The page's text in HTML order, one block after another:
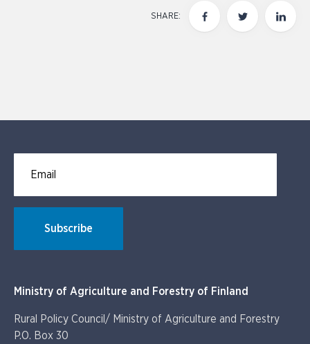
SHARE:
Subscribe
Ministry of Agriculture and Forestry of Finland
Rural Policy Council/ Ministry of Agriculture and Forestry
P.O. Box 30